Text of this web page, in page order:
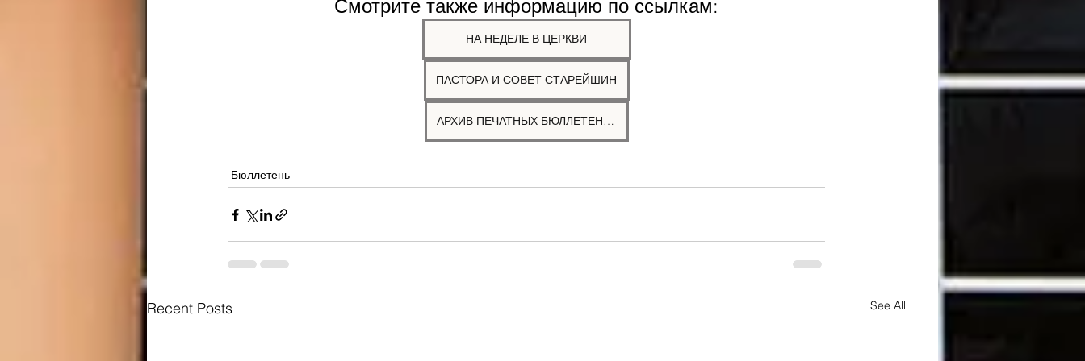
Смотрите также информацию по ссылкам:
НА НЕДЕЛЕ В ЦЕРКВИ
ПАСТОРА И СОВЕТ СТАРЕЙШИН
АРХИВ ПЕЧАТНЫХ БЮЛЛЕТЕНЕЙ
Бюллетень
Recent Posts See All